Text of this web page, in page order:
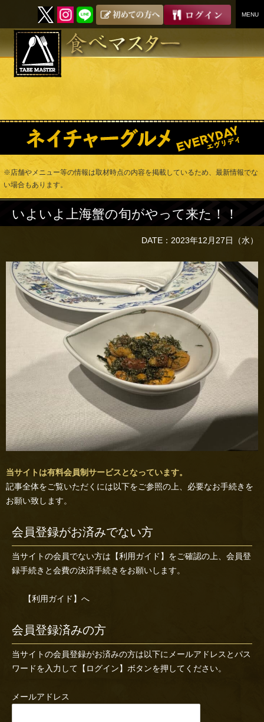
MENU
SKIP
※店舗やメニュー等の情報は取材時点の内容を掲載しているため、最新情報でな
い場合もあります。
いよいよ上海蟹の旬がやって来た！！
DATE：2023年12月27日（水）
当サイトは有料会員制サービスとなっています。
記事全体をご覧いただくには以下をご参照の上、必要なお手続きを
お願い致します。
会員登録がお済みでない方
当サイトの会員でない方は 【利用ガイド】 をご確認の上、会員登
録手続きと会費の決済手続きをお願いします。
【利用ガイド】へ
会員登録済みの方
当サイトの会員登録がお済みの方は以下にメールアドレスとパス
ワードを入力して【ログイン】ボタンを押してください。
メールアドレス